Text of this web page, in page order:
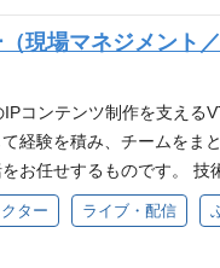
＜イベント部一推し記事
っ！年末カウントダウン
門のマネジメント職への
ームで業務を遂行でき
営するIP事業「ぶいすぽ
ジ・演出など全ての制作
ンで多くの3D LIVEやイ
制作するだけではなく、
ギミックまで考えて作成
でLIVEやイベントを制作
をお持ちの方 ・エンタメ
ーム、映像制作、ライ
する知見 ・人材の育成お
❐歓迎要件 ・中〜大規模
験 ・高い問題解決能力と
groupのパーパス『世
しながら自己成長を実感
協せず細かい部分まで品
現場マネジメント／
コンテンツ制作を支える
経験を積み、チームをま
お任せするものです。 技
フォーマンスを最大化し
ーの整備・最適化 ・メン
・キャリア支援 ・制作部
ター ライブ・配信